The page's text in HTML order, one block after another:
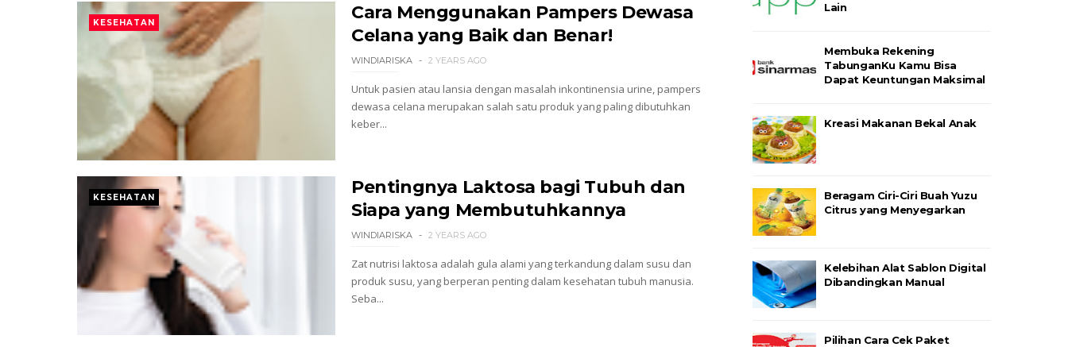
KESEHATAN
Cara Menggunakan Pampers Dewasa
Celana yang Baik dan Benar!
WINDIARISKA 2 YEARS AGO
Untuk pasien atau lansia dengan masalah inkontinensia urine, pampers
dewasa celana merupakan salah satu produk yang paling dibutuhkan
keber...
KESEHATAN
Pentingnya Laktosa bagi Tubuh dan
Siapa yang Membutuhkannya
WINDIARISKA 2 YEARS AGO
Zat nutrisi laktosa adalah gula alami yang terkandung dalam susu dan
produk susu, yang berperan penting dalam kesehatan tubuh manusia.
Seba...
Lain
Membuka Rekening
TabunganKu Kamu Bisa
Dapat Keuntungan Maksimal
Kreasi Makanan Bekal Anak
Beragam Ciri-Ciri Buah Yuzu
Citrus yang Menyegarkan
Kelebihan Alat Sablon Digital
Dibandingkan Manual
Pilihan Cara Cek Paket